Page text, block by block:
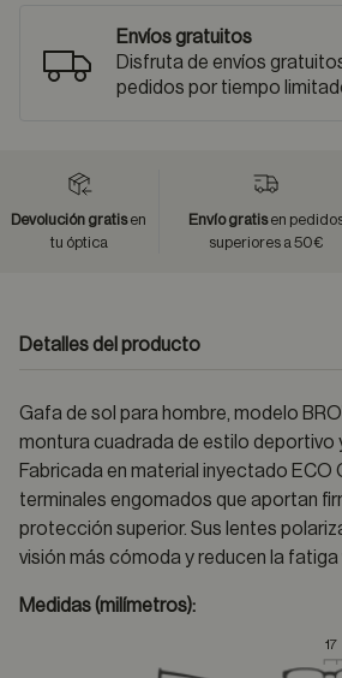
Envíos gratuitos
Disfruta de envíos
pedidos por tiempo
Devolución gratisen
tu óptica
Envío gratisen
superiores a 50€
Detalles del producto
Gafa de sol para hombre, modelo
montura cuadrada de estilo deportivo
Fabricada en material inyectado ECO
terminales engomados que aportan
protección superior. Sus lentes
visión más cómoda y reducen la fatiga
Medidas (milímetros):
17